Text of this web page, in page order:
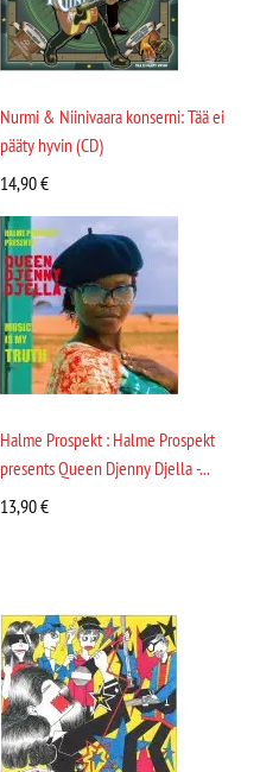
Nurmi & Niinivaara konserni: Tää ei
pääty hyvin (CD)
14,90€
Halme Prospekt : Halme Prospekt
presents Queen Djenny Djella -...
13,90€